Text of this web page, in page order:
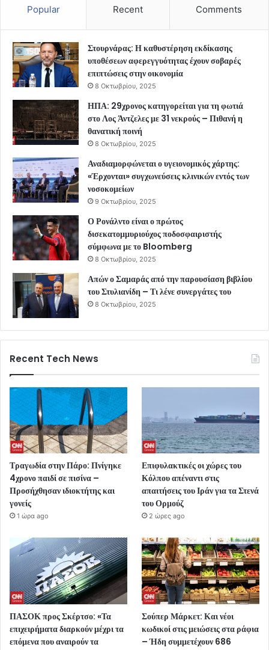
Popular Recent Comments
Στουρνάρας: Η καθυστέρηση εκδίκασης
υποθέσεων αφερεγγυότητας έχουν σοβαρές
επιπτώσεις στην οικονομία
8 Οκτωβρίου, 2025
ΗΠΑ: 29χρονος κατηγορείται για τη φωτιά
στο Λος Άντζελες με 31 νεκρούς – Πιθανή η
θανατική ποινή
8 Οκτωβρίου, 2025
Αναδιαμορφώνεται ο υγειονομικός χάρτης:
«Έρχονται» συγχωνεύσεις κλινικών εντός των
νοσοκομείων
9 Οκτωβρίου, 2025
Ο Ρονάλντο είναι ο πρώτος
δισεκατομμυριούχος ποδοσφαιριστής
σύμφωνα με το Bloomberg
8 Οκτωβρίου, 2025
Απών ο Σαμαράς από την παρουσίαση βιβλίου
του Στυλιανίδη – Τι λένε συνεργάτες του
8 Οκτωβρίου, 2025
Recent Tech News
Τραγωδία στην Πάρο: Πνίγηκε
4χρονο παιδί σε πισίνα –
Προσήχθησαν ιδιοκτήτης και
γονείς
1 ώρα ago
Επιφυλακτικές οι χώρες του
Κόλπου απέναντι στις
απαιτήσεις του Ιράν για τα Στενά
του Ορμούζ
2 ώρες ago
ΠΑΣΟΚ προς Σκέρτσο: «Τα
επιχειρήματα διαρκούν μέχρι τα
επόμενα που αναιρούν τα
Σούπερ Μάρκετ: Και νέοι
κωδικοί στις μειώσεις στα ράφια
– Ήδη συμμετέχουν 686